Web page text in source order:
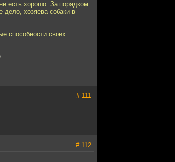
есть хорошо. За порядком
дело, хозяева собаки в
способности своих
# 111
# 112